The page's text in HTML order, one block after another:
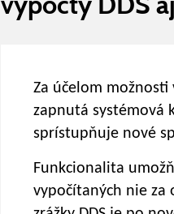
Za účelom možnosti
zapnutá systémová
sprístupňuje nové
Funkcionalita
vypočítaných nie za